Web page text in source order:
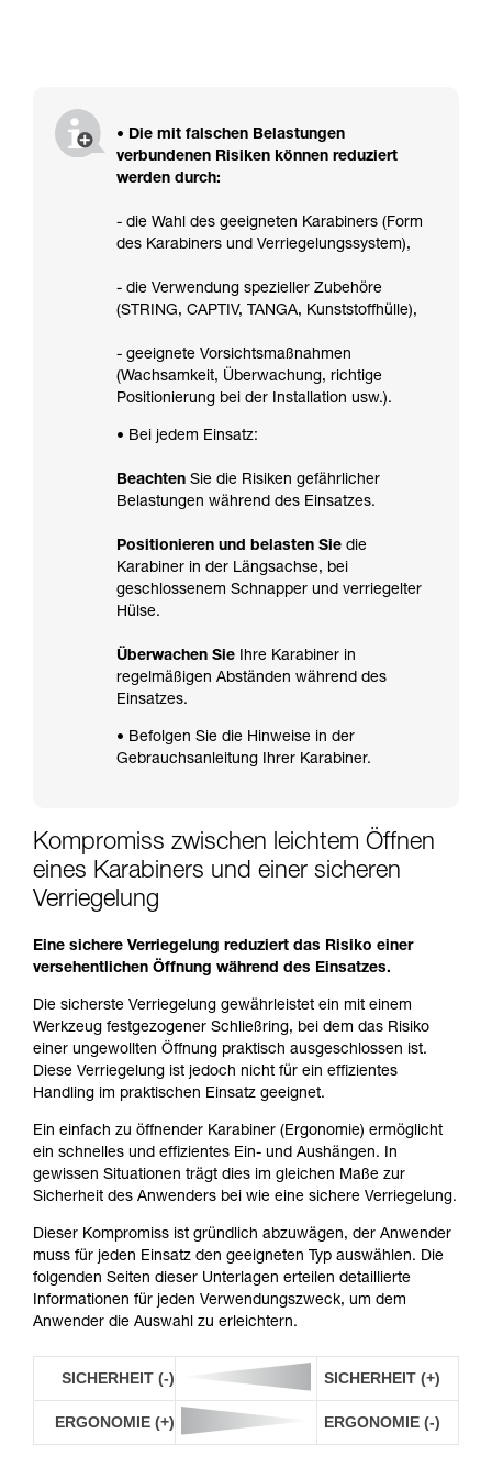
• Die mit falschen Belastungen
verbundenen Risiken können reduziert
werden durch:
- die Wahl des geeigneten Karabiners (Form
des Karabiners und Verriegelungssystem),
- die Verwendung spezieller Zubehöre
(STRING, CAPTIV, TANGA, Kunststoffhülle),
- geeignete Vorsichtsmaßnahmen
(Wachsamkeit, Überwachung, richtige
Positionierung bei der Installation usw.).
• Bei jedem Einsatz:
Beachten Sie die Risiken gefährlicher
Belastungen während des Einsatzes.
Positionieren und belasten Sie die
Karabiner in der Längsachse, bei
geschlossenem Schnapper und verriegelter
Hülse.
Überwachen Sie Ihre Karabiner in
regelmäßigen Abständen während des
Einsatzes.
• Befolgen Sie die Hinweise in der
Gebrauchsanleitung Ihrer Karabiner.
Kompromiss zwischen leichtem Öffnen
eines Karabiners und einer sicheren
Verriegelung
Eine sichere Verriegelung reduziert das Risiko einer
versehentlichen Öffnung während des Einsatzes.
Die sicherste Verriegelung gewährleistet ein mit einem
Werkzeug festgezogener Schließring, bei dem das Risiko
einer ungewollten Öffnung praktisch ausgeschlossen ist.
Diese Verriegelung ist jedoch nicht für ein effizientes
Handling im praktischen Einsatz geeignet.
Ein einfach zu öffnender Karabiner (Ergonomie) ermöglicht
ein schnelles und effizientes Ein- und Aushängen. In
gewissen Situationen trägt dies im gleichen Maße zur
Sicherheit des Anwenders bei wie eine sichere Verriegelung.
Dieser Kompromiss ist gründlich abzuwägen, der Anwender
muss für jeden Einsatz den geeigneten Typ auswählen. Die
folgenden Seiten dieser Unterlagen erteilen detaillierte
Informationen für jeden Verwendungszweck, um dem
Anwender die Auswahl zu erleichtern.
SICHERHEIT (-) SICHERHEIT (+)
ERGONOMIE (+) ERGONOMIE (-)